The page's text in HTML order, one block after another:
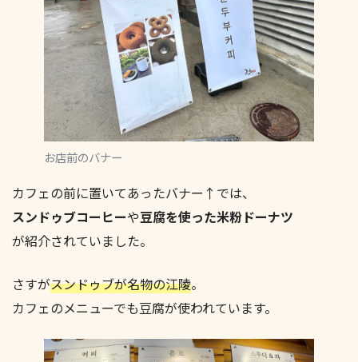
お店前のバナー
カフェの前に置いてあったバナー↑では、
スンドゥブコーヒーや豆腐を使った米粉ドーナツ
が紹介されていました。
さすがスンドゥブが名物の江陵。
カフェのメニューでも豆腐が使われています。